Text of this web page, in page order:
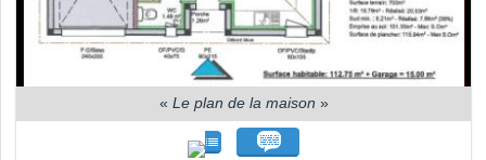
« Le plan de la maison »